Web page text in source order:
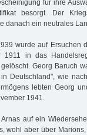
für ihre
besorgt. Der
danach ein neutrales
wurde auf Ersuchen
in das
Georg Baruch
Deutschland", wie
lebten Georg
1941.
auf ein
wohl aber über